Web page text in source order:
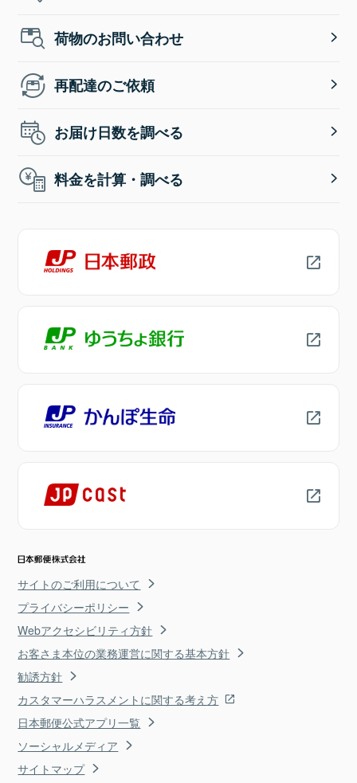
荷物のお問い合わせ
再配達のご依頼
お届け日数を調べる
料金を計算・調べる
サイトのご利用について
プライバシーポリシー
Webアクセシビリティ方針
お客さま本位の業務運営に関する基本方針
勧誘方針
カスタマーハラスメントに関する考え方
日本郵便公式アプリ一覧
ソーシャルメディア
サイトマップ